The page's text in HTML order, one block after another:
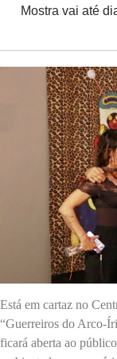
Mostra vai até
Está em cartaz no
“Guerreiros do Arco-
ficará aberta ao